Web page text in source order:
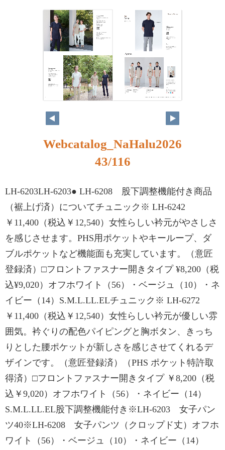
Webcatalog_NaHalu2026
43/116
LH-6203LH-6203● LH-6208 股下調整機能付き商品
（裾上げ済）についてチュニック※ LH-6242
￥11,400（税込￥12,540）女性らしい衿元がやさしさ
を感じさせます。PHS用ポケットやキーループ、ダ
ブルポケットなど機能面も充実しています。（意匠
登録済）□フロントファスナー開きタイプ ¥8,200（税
込¥9,020）オフホワイト（56）・ベージュ（10）・ネ
イビー（14）S.M.L.LL.ELチュニック※ LH-6272
￥11,400（税込￥12,540）女性らしい衿元が優しい雰
囲気。衿ぐりの配色パイピングと胸ボタン、きっち
りとした腰ポケットが新しさを感じさせてくれるデ
ザインです。（意匠登録済）（PHS ポケット特許取
得済）□フロントファスナー開きタイプ ￥8,200（税
込￥9,020）オフホワイト（56）・ネイビー（14）
S.M.L.LL.EL股下調整機能付き※LH-6203 女子パン
ツ40※LH-6208 女子パンツ（クロップド丈）オフホ
ワイト（56）・ベージュ（10）・ネイビー（14）